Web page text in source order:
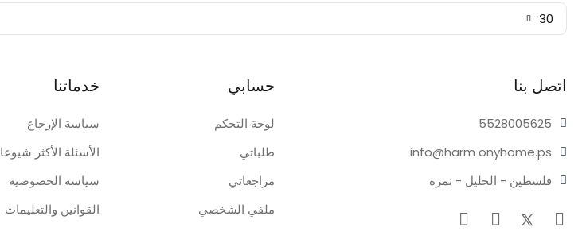
30
اتصل بنا
05625
55280
info@harm onyhome.ps
فلسطين - الخليل - نمرة
حسابي
لوحة التحكم
طلباتي
مراجعاتي
ملفي الشخصي
خدماتنا
سياسة الإرجاع
الأسئلة الأكثر شيوعا
سياسة الخصوصية
القوانين والتعليمات